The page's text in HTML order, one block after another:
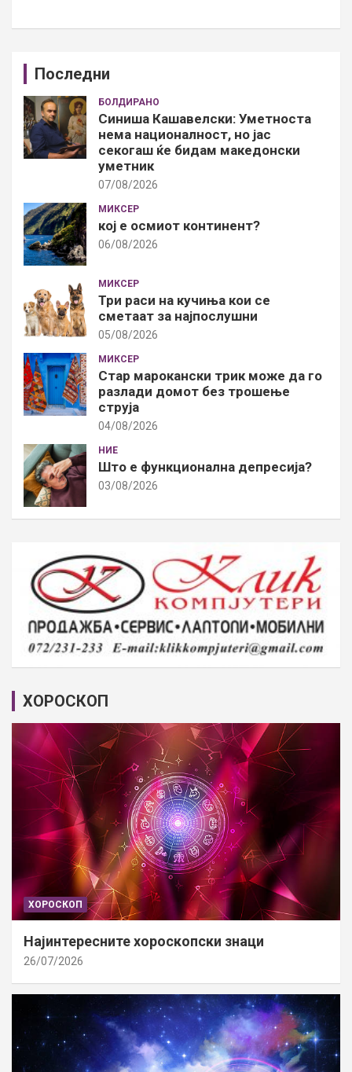
Последни
БОЛДИРАНО
Синиша Кашавелски: Уметноста
нема националност, но јас
секогаш ќе бидам македонски
уметник
07/08/2026
МИКСЕР
кој е осмиот континент?
06/08/2026
МИКСЕР
Три раси на кучиња кои се
сметаат за најпослушни
05/08/2026
МИКСЕР
Стар марокански трик може да го
разлади домот без трошење
струја
04/08/2026
НИЕ
Што е функционална депресија?
03/08/2026
ХОРОСКОП
ХОРОСКОП
Најинтересните хороскопски знаци
26/07/2026